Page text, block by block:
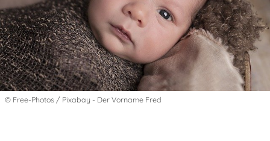
© Free-Photos / Pixabay - Der Vorname Fred